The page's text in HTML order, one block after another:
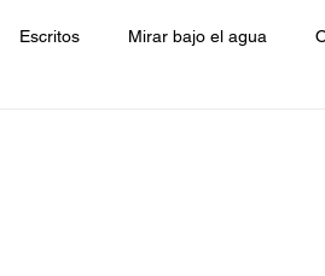
Escritos Mirar bajo el agua